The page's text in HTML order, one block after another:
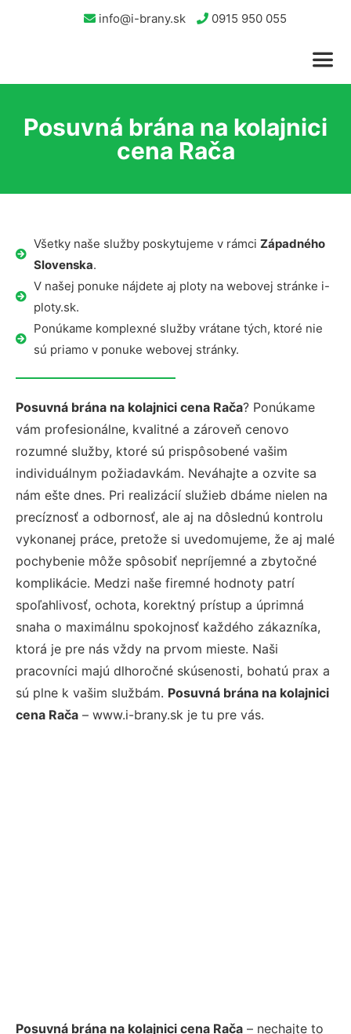
info@i-brany.sk 0915 950 055
Posuvná brána na kolajnici
cena Rača
Všetky naše služby poskytujeme v rámci Západného
Slovenska.
V našej ponuke nájdete aj ploty na webovej stránke i-
ploty.sk.
Ponúkame komplexné služby vrátane tých, ktoré nie
sú priamo v ponuke webovej stránky.
Posuvná brána na kolajnici cena Rača? Ponúkame
vám profesionálne, kvalitné a zároveň cenovo
rozumné služby, ktoré sú prispôsobené vašim
individuálnym požiadavkám. Neváhajte a ozvite sa
nám ešte dnes. Pri realizácií služieb dbáme nielen na
precíznosť a odbornosť, ale aj na dôslednú kontrolu
vykonanej práce, pretože si uvedomujeme, že aj malé
pochybenie môže spôsobiť nepríjemné a zbytočné
komplikácie. Medzi naše firemné hodnoty patrí
spoľahlivosť, ochota, korektný prístup a úprimná
snaha o maximálnu spokojnosť každého zákazníka,
ktorá je pre nás vždy na prvom mieste. Naši
pracovníci majú dlhoročné skúsenosti, bohatú prax a
sú plne k vašim službám. Posuvná brána na kolajnici
cena Rača – www.i-brany.sk je tu pre vás.
Posuvná brána na kolajnici cena Rača – nechajte to